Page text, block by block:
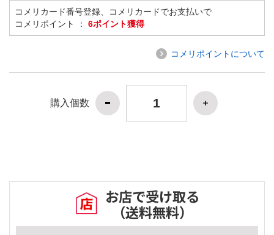
コメリカード番号登録、コメリカードでお支払いで
コメリポイント ： 6ポイント獲得
コメリポイントについて
購入個数
お店で受け取る
（送料無料）